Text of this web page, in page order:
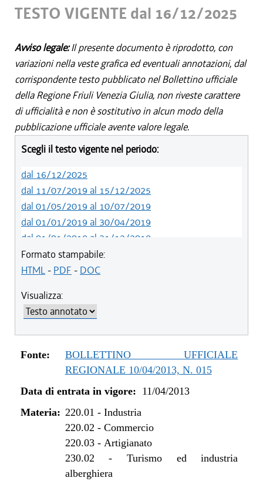
TESTO VIGENTE dal 16/12/2025
Avviso legale:Il presente documento è riprodotto, con
variazioni nella veste grafica ed eventuali annotazioni, dal
corrispondente testo pubblicato nel Bollettino ufficiale
della Regione Friuli Venezia Giulia, non riveste carattere
di ufficialità e non è sostitutivo in alcun modo della
pubblicazione ufficiale avente valore legale.
Scegli il testo vigente nel periodo:
dal 16/12/2025
dal 11/07/2019 al 15/12/2025
dal 01/05/2019 al 10/07/2019
dal 01/01/2019 al 30/04/2019
dal 01/01/2018 al 31/12/2018
dal 18/05/2017 al 31/12/2017
dal 15/04/2017 al 17/05/2017
dal 01/01/2017 al 08/01/2017
dal 15/12/2016 al 31/12/2016
dal 13/04/2016 al 14/12/2016
dal 23/07/2015 al 12/04/2016
dal 28/03/2014 al 22/07/2015
dal 11/04/2013 al 11/12/2013
Formato stampabile:
HTML- PDF - DOC
Visualizza:
Fonte:
BOLLETTINO UFFICIALE
REGIONALE 10/04/2013, N. 015
Data di entrata in vigore: 11/04/2013
Materia: 220.01 - Industria
220.02 - Commercio
220.03- Artigianato
230.02 -Turismo ed industria
alberghiera